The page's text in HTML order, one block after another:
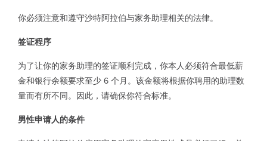
你必须注意和遵守沙特阿拉伯与家务助理相关的法律。
签证程序
为了让你的家务助理的签证顺利完成，你本人必须符合最低薪
金和银行余额要求至少 6 个月。该金额将根据你聘用的助理数
量而有所不同。因此，请确保你符合标准。
男性申请人的条件